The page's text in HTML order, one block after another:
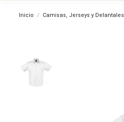
Inicio Camisas, Jerseys y Delantales